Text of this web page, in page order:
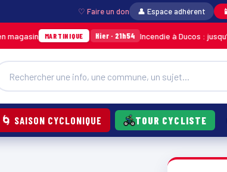
♡ Faire un don 👤 Espace adhérent
MARTINIQUE Hier · 21h54 Incendie à Ducos : jusqu’à 7
🌀 SAISON CYCLONIQUE TOUR CYCLISTE